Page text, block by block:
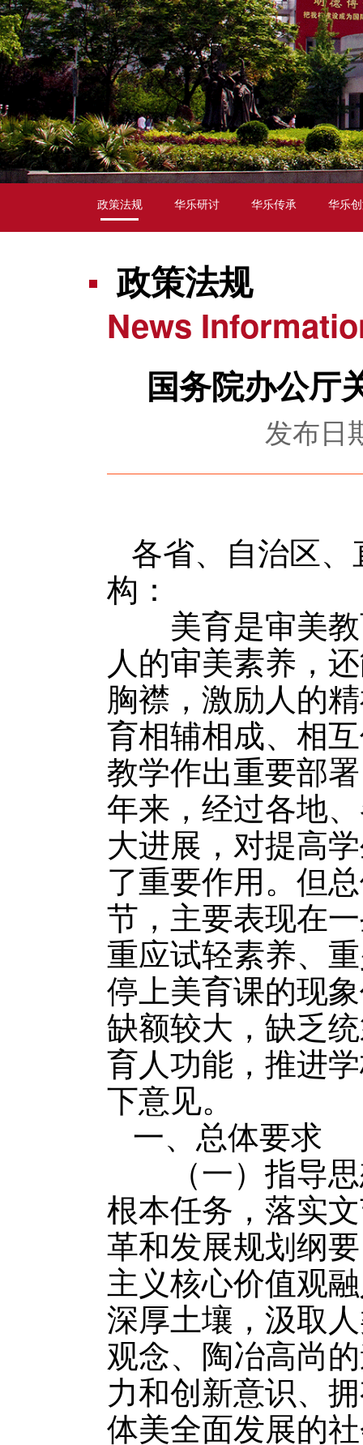
政策法规 华乐研讨 华乐传承 华乐
政策法规
News
国务院办公厅
发布日
各省、自治区
构：
美育是审美教
人的审美素养，
胸襟，激励人的
育相辅相成、相
教学作出重要部
年来，经过各地
大进展，对提高
了重要作用。但
节，主要表现在
重应试轻素养、
停上美育课的现
缺额较大，缺乏
育人功能，推进
下意见。
一、总体要求
（一）指导思
根本任务，落实
革和发展规划纲
主义核心价值观
深厚土壤，汲取
观念、陶冶高尚
力和创新意识、
体美全面发展的